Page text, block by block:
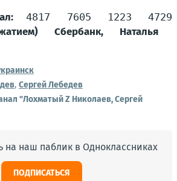
4817 7605 1223 4729
Сбербанк, Наталья
, Сергей Лебедев
"Лохматый Z Николаев, Сергей
на наш паблик в Одноклассниках
ПОДПИСАТЬСЯ